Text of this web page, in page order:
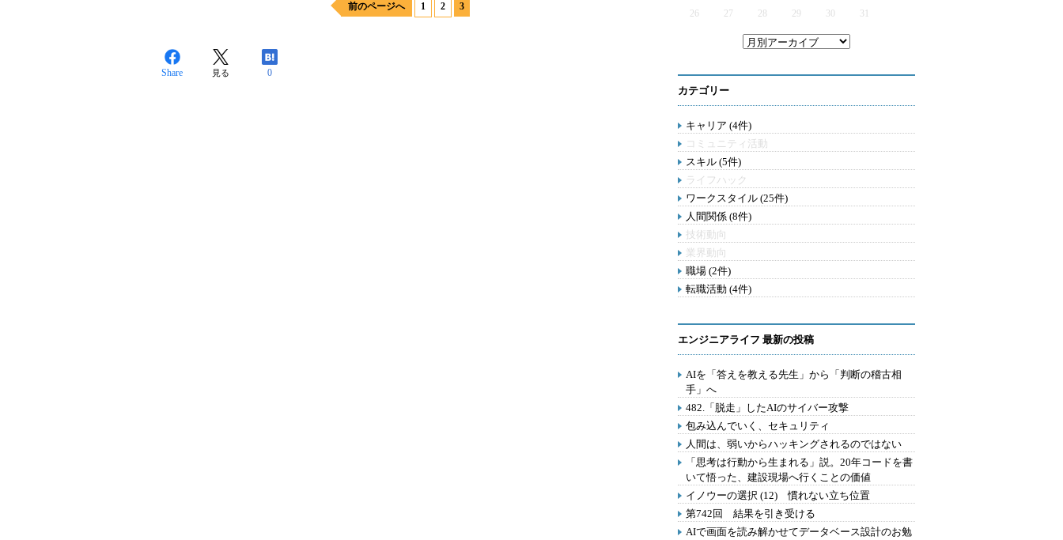
前のページへ 1 2 3
Share 見る 0
26 27 28 29 30 31
カテゴリー
キャリア (4件)
コミュニティ活動
スキル (5件)
ライフハック
ワークスタイル (25件)
人間関係 (8件)
技術動向
業界動向
職場 (2件)
転職活動 (4件)
エンジニアライフ 最新の投稿
AIを「答えを教える先生」から「判断の稽古相
手」へ
482.「脱走」したAIのサイバー攻撃
包み込んでいく、セキュリティ
人間は、弱いからハッキングされるのではない
「思考は行動から生まれる」説。20年コードを書
いて悟った、建設現場へ行くことの価値
イノウーの選択 (12) 慣れない立ち位置
第742回 結果を引き受ける
AIで画面を読み解かせてデータベース設計のお勉